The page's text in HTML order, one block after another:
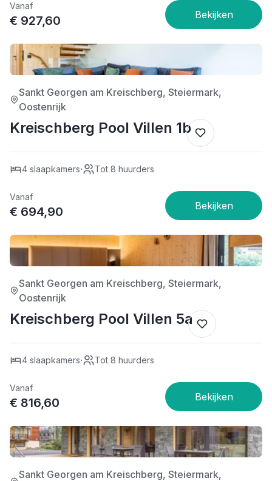
Vanaf
€ 927,60
4/5
Sankt Georgen am Kreischberg, Steiermark,
Oostenrijk
Kreischberg Pool Villen 1b
4 slaapkamers· Tot 8 huurders
Vanaf
€ 694,90
4/5
Sankt Georgen am Kreischberg, Steiermark,
Oostenrijk
Kreischberg Pool Villen 5a
4 slaapkamers· Tot 8 huurders
Vanaf
€ 816,60
4/5
Sankt Georgen am Kreischberg, Steiermark,